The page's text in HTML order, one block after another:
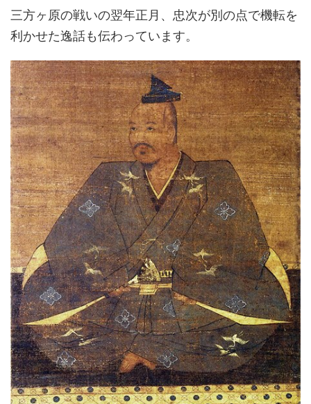
三方ヶ原の戦いの翌年正月、忠次が別の点で機転を
利かせた逸話も伝わっています。